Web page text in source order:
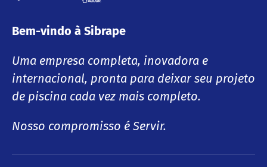
Bem-vindo à Sibrape
Uma empresa completa, inovadora e
internacional, pronta para deixar seu projeto
de piscina cada vez mais completo.
Nosso compromisso é Servir.